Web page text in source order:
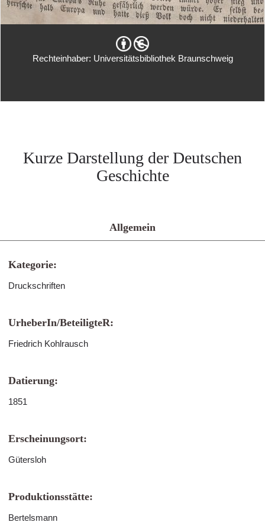
Rechteinhaber: Universitätsbibliothek Braunschweig
Kurze Darstellung der Deutschen
Geschichte
Allgemein
Kategorie:
Druckschriften
UrheberIn/BeteiligteR:
Friedrich Kohlrausch
Datierung:
1851
Erscheinungsort:
Gütersloh
Produktionsstätte:
Bertelsmann